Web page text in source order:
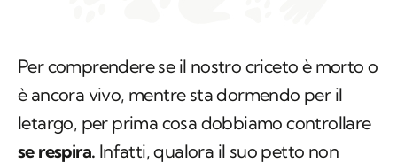
Per comprendere se il nostro criceto è morto o
è ancora vivo, mentre sta dormendo per il
letargo, per prima cosa dobbiamo controllare
se respira. Infatti, qualora il suo petto non